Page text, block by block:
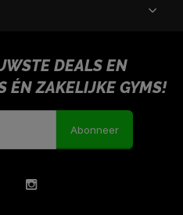
DEALS EN
ÉN ZAKELIJKE GYMS!
Abonneer